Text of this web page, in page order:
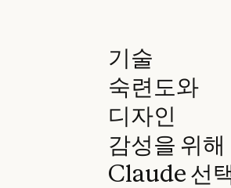
기술
숙련도와
디자인
감성을 위해
Claude 선